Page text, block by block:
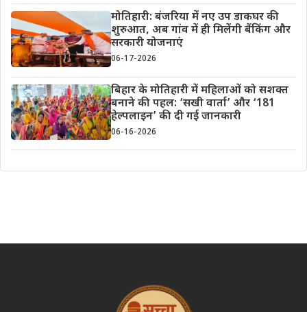
मोतिहारी: बंजरिया में नए उप डाकघर की
शुरुआत, अब गांव में ही मिलेंगी बैंकिंग और
सरकारी योजनाएं
06-17-2026
बिहार के मोतिहारी में महिलाओं को सशक्त
बनाने की पहल: ‘सखी वार्ता’ और ‘181
हेल्पलाइन’ की दी गई जानकारी
06-16-2026